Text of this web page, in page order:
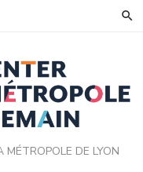
MÉTROPOLE DE LYON